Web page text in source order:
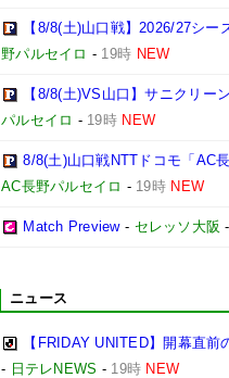
【8/8(土)山口戦】2026/27シ
野パルセイロ - 19時 NEW
【8/8(土)VS山口】サニクリー
パルセイロ - 19時 NEW
8/8(土)山口戦NTTドコモ「AC
AC長野パルセイロ - 19時 NEW
Match Preview- セレッソ大阪 -
ニュース
【FRIDAY UNITED】開幕直
- 日テレNEWS - 19時 NEW